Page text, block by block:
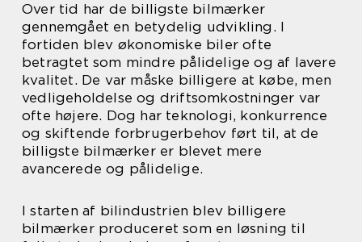
Over tid har de billigste bilmærker
gennemgået en betydelig udvikling. I
fortiden blev økonomiske biler ofte
betragtet som mindre pålidelige og af lavere
kvalitet. De var måske billigere at købe, men
vedligeholdelse og driftsomkostninger var
ofte højere. Dog har teknologi, konkurrence
og skiftende forbrugerbehov ført til, at de
billigste bilmærker er blevet mere
avancerede og pålidelige.
I starten af bilindustrien blev billigere
bilmærker produceret som en løsning til